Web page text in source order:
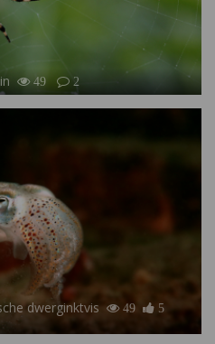
49 2
dwerginktvis 49
5